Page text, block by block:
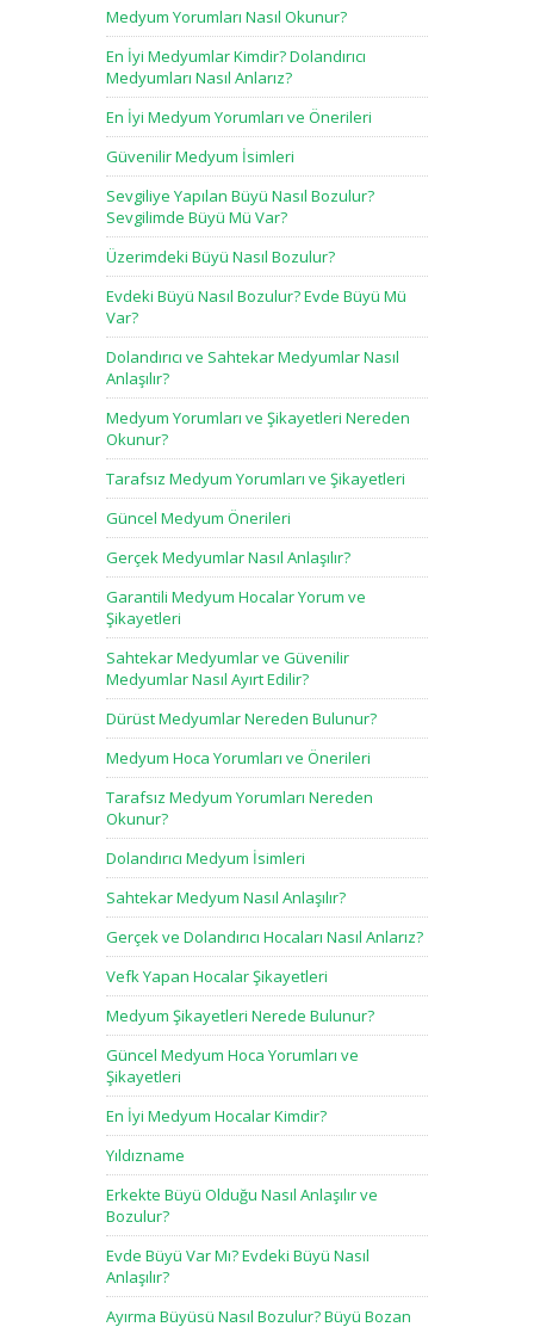
Medyum Yorumları Nasıl Okunur?
En İyi Medyumlar Kimdir? Dolandırıcı
Medyumları Nasıl Anlarız?
En İyi Medyum Yorumları ve Önerileri
Güvenilir Medyum İsimleri
Sevgiliye Yapılan Büyü Nasıl Bozulur?
Sevgilimde Büyü Mü Var?
Üzerimdeki Büyü Nasıl Bozulur?
Evdeki Büyü Nasıl Bozulur? Evde Büyü Mü
Var?
Dolandırıcı ve Sahtekar Medyumlar Nasıl
Anlaşılır?
Medyum Yorumları ve Şikayetleri Nereden
Okunur?
Tarafsız Medyum Yorumları ve Şikayetleri
Güncel Medyum Önerileri
Gerçek Medyumlar Nasıl Anlaşılır?
Garantili Medyum Hocalar Yorum ve
Şikayetleri
Sahtekar Medyumlar ve Güvenilir
Medyumlar Nasıl Ayırt Edilir?
Dürüst Medyumlar Nereden Bulunur?
Medyum Hoca Yorumları ve Önerileri
Tarafsız Medyum Yorumları Nereden
Okunur?
Dolandırıcı Medyum İsimleri
Sahtekar Medyum Nasıl Anlaşılır?
Gerçek ve Dolandırıcı Hocaları Nasıl Anlarız?
Vefk Yapan Hocalar Şikayetleri
Medyum Şikayetleri Nerede Bulunur?
Güncel Medyum Hoca Yorumları ve
Şikayetleri
En İyi Medyum Hocalar Kimdir?
Yıldızname
Erkekte Büyü Olduğu Nasıl Anlaşılır ve
Bozulur?
Evde Büyü Var Mı? Evdeki Büyü Nasıl
Anlaşılır?
Ayırma Büyüsü Nasıl Bozulur? Büyü Bozan